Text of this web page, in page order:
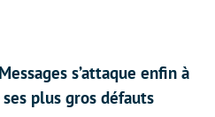
s’attaque enfin à
plus gros défauts